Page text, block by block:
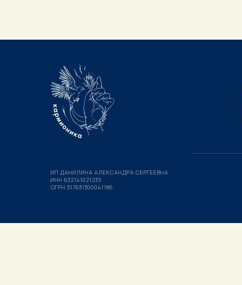
ИП ДАНИЛИНА АЛЕКСАНДРА СЕРГЕЕВНА
ИНН 632141021235
ОГРН 317631300041186